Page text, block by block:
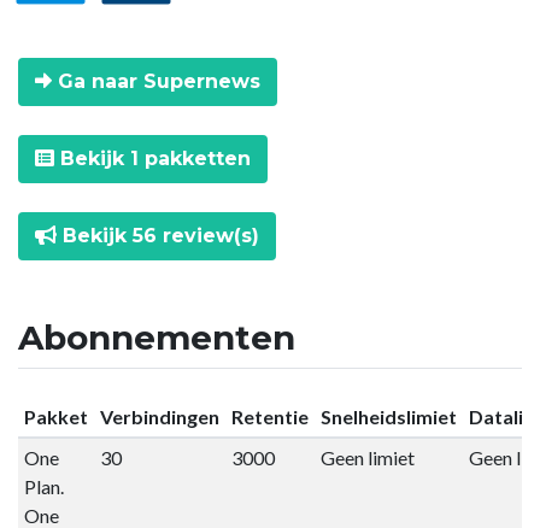
Ga naar Supernews
Bekijk 1 pakketten
Bekijk 56 review(s)
Abonnementen
Pakket Verbindingen Retentie Snelheidslimiet
One
Plan.
One
30 3000 Geen limiet Geen